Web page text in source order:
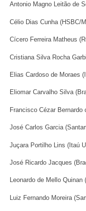
Antonio Magno Leitão de
Célio Dias Cunha (HSBC/
Cícero Ferreira Matheus
Cristiana Silva Rocha
Elias Cardoso de Moraes
Eliomar Carvalho Silva
Francisco Cézar
José Carlos Garcia
Juçara Portilho Lins (Itaú
José Ricardo Jacques
Leonardo de Mello Quinan
Luiz Fernando Moreira